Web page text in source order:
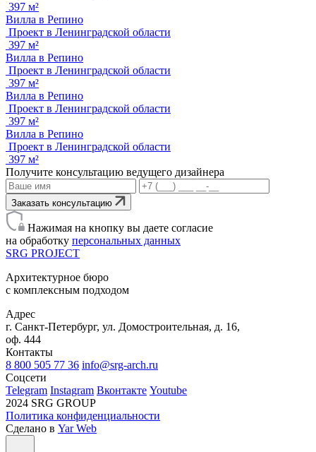
397 м²
Вилла в Репино
Проект в Ленинградской области
397 м²
Вилла в Репино
Проект в Ленинградской области
397 м²
Вилла в Репино
Проект в Ленинградской области
397 м²
Вилла в Репино
Проект в Ленинградской области
397 м²
Получите консультацию ведущего дизайнера
Заказать консультацию
Нажимая на кнопку вы даете согласие
на обработку персональных данных
SRG PROJECT
Архитектурное бюро
с комплексным подходом
Адрес
г. Санкт-Петербург, ул. Домостроительная, д. 16,
оф. 444
Контакты
8 800 505 77 36 info@srg-arch.ru
Соцсети
Telegram Instagram Вконтакте Youtube
2024 SRG GROUP
Политика конфиденциальности
Сделано в Yar Web